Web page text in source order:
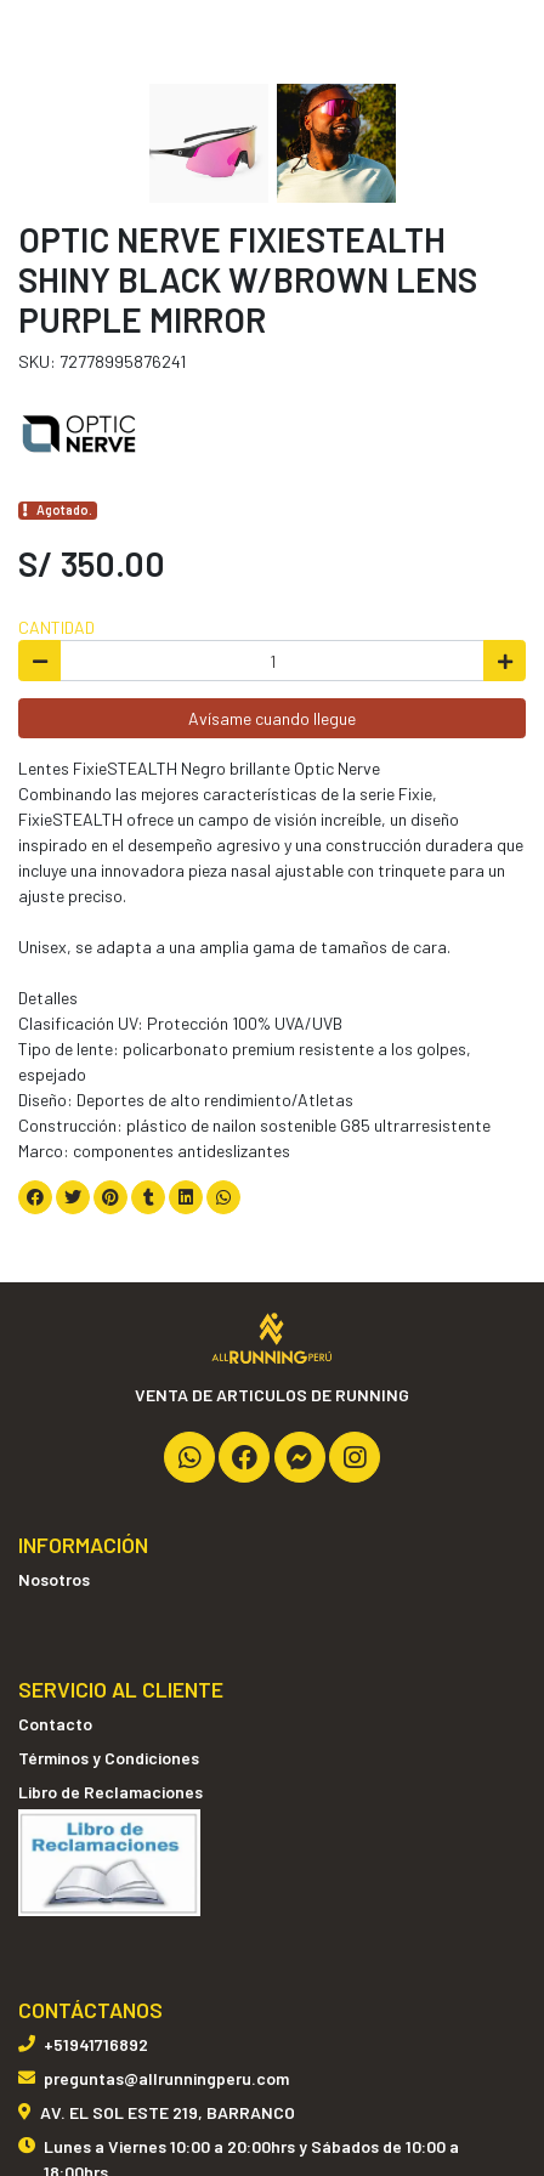
OPTIC NERVE FIXIESTEALTH
SHINY BLACK W/BROWN LENS
PURPLE MIRROR
SKU: 72778995876241
Agotado.
S/ 350.00
CANTIDAD
Avísame cuando llegue
Lentes FixieSTEALTH Negro brillante Optic Nerve
Combinando las mejores características de la serie Fixie,
FixieSTEALTH ofrece un campo de visión increíble, un diseño
inspirado en el desempeño agresivo y una construcción duradera que
incluye una innovadora pieza nasal ajustable con trinquete para un
ajuste preciso.
Unisex, se adapta a una amplia gama de tamaños de cara.
Detalles
Clasificación UV: Protección 100% UVA/UVB
Tipo de lente: policarbonato premium resistente a los golpes,
espejado
Diseño: Deportes de alto rendimiento/Atletas
Construcción: plástico de nailon sostenible G85 ultrarresistente
Marco: componentes antideslizantes
VENTA DE ARTICULOS DE RUNNING
INFORMACIÓN
Nosotros
SERVICIO AL CLIENTE
Contacto
Términos y Condiciones
Libro de Reclamaciones
CONTÁCTANOS
+51941716892
preguntas@allrunningperu.com
AV. EL SOL ESTE 219, BARRANCO
Lunes a Viernes 10:00 a 20:00hrs y Sábados de 10:00 a